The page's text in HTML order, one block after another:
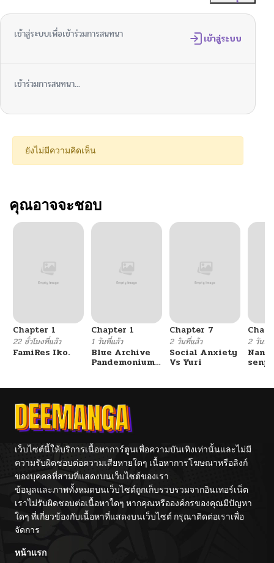
เข้าสู่ระบบเพื่อเข้าร่วมการสนทนา เข้าสู่ระบบ
เข้าร่วมการสนทนา...
ยังไม่มีความคิดเห็น
คุณอาจจะชอบ
Chapter 1
22 ชั่วโมงที่แล้ว
FamiRes Iko.
Chapter 1
1 วันที่แล้ว
Blue Archive
Pandemonium
Chapter 7
2 วันที่แล้ว
Social Anxiety
Vs Yuri
2 วันที่แ
เว็บไซต์นี้ให้บริการเนื้อหาการ์ตูนเพื่อความบันเทิงเท่านั้นและไม่มี
ความรับผิดชอบต่อความเสียหายใดๆ เนื้อหาการโฆษณาหรือลิงก์
ของบุคคลที่สามที่แสดงบนเว็บไซต์ของเรา
ข้อมูลและภาพทั้งหมดบนเว็บไซต์ถูกเก็บรวบรวมจากอินเทอร์เน็ต
เราไม่รับผิดชอบต่อเนื้อหาใดๆ หากคุณหรือองค์กรของคุณมีปัญหา
ใดๆ ที่เกี่ยวข้องกับเนื้อหาที่แสดงบนเว็บไซต์ กรุณาติดต่อเราเพื่อ
จัดการ
หน้าแรก